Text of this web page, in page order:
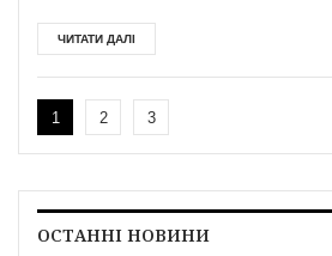
ЧИТАТИ ДАЛІ
1 2 3
ОСТАННІ НОВИНИ